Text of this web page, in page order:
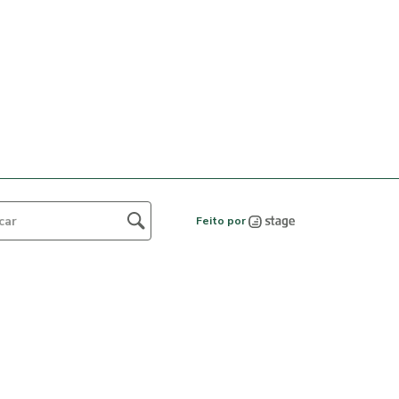
Feito por